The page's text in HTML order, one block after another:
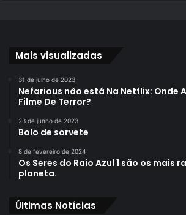
Mais visualizadas
31 de julho de 2023
Nefarious não está Na Netflix: Onde
Filme De Terror?
23 de junho de 2023
Bolo de sorvete
8 de fevereiro de 2024
Os Seres do Raio Azul 1 são os mais
planeta.
Últimas Notícias